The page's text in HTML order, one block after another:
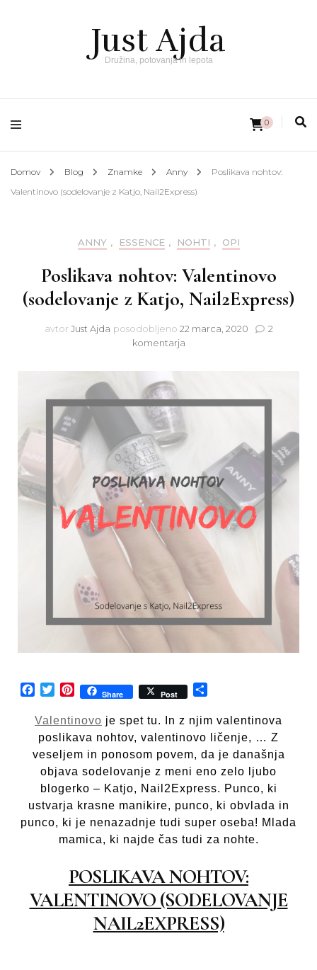
Just Ajda
Družina, potovanja in lepota
0
Domov Blog Znamke Anny
Poslikava nohtov:
Valentinovo (sodelovanje z Katjo, Nail2Express)
ANNY , ESSENCE , NOHTI , OPI
Poslikava nohtov: Valentinovo
(sodelovanje z Katjo, Nail2Express)
avtor Just Ajda posodobljeno 22 marca, 2020
2
komentarjana
(sodelovanje
Nail2Express)
Facebook
TwitterPinterest
Share Post
Valentinovo je spet tu. In z njim valentinova
poslikava nohtov, valentinovo ličenje, … Z
veseljem in ponosom povem, da je današnja
objava sodelovanje z meni eno zelo ljubo
blogerko – Katjo, Nail2Express. Punco, ki
ustvarja krasne manikire, punco, ki obvlada in
punco, ki je nenazadnje tudi super oseba! Mlada
mamica, ki najde čas tudi za nohte.
POSLIKAVA NOHTOV:
VALENTINOVO (SODELOVANJE
NAIL2EXPRESS)